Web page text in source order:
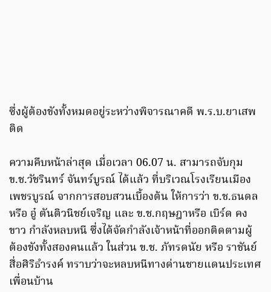
ซึ่งผู้ต้องขังทั้งหมดอยู่ระหว่างพิจารณาคดี พ.ร.บ.ยาเสพ
ติด
ความคืบหน้าล่าสุด เมื่อเวลา 06.07 น. สามารถจับกุม
ข.ช.วัชรินทร์ จันทร์บูรณ์ ได้แล้ว ที่บริเวณโรงเรียนเมือง
เพชรบูรณ์ จากการสอบสวนเบื้องต้น ให้การว่า ข.ช.ธนดล
หรือ อู๋ ตันติวนิชย์เจริญ และ ข.ช.กฤษฎาหรือ เบิร์ด คง
ขาว กำลังหลบหนี ซึ่งได้จัดกำลังเจ้าหน้าที่ออกติดตามผู้
ต้องขังทั้งสองคนแล้ว ในส่วน ข.ช. ภัทรดนัย หรือ ราชันย์
สื่อศิริธำรงค์ ทราบว่าจะหลบหนีทางด่านชายแดนประเทศ
เพื่อนบ้าน